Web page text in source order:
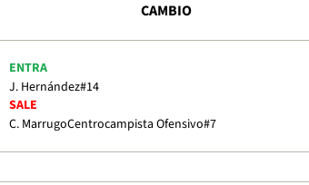
CAMBIO
ENTRA
J. Hernández#14
SALE
C. MarrugoCentrocampista Ofensivo#7